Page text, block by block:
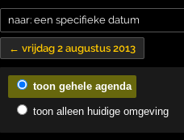
← vrijdag 2 augustus 2013
toon gehele agenda
toon alleen huidige omgeving